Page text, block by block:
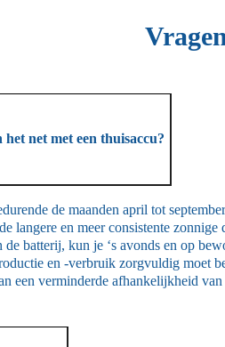
net met een thuisaccu?
de maanden april tot
langere en meer consistente
batterij, kun je ‘s avonds en op
en -verbruik zorgvuldig moet
een verminderde afhankelijkheid